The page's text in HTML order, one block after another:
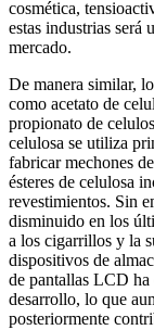
cosmética,
estas industrias será
mercado.
De manera similar,
como acetato de
propionato de
celulosa se utiliza
fabricar mechones
ésteres de celulosa
revestimientos. Sin
disminuido en los
a los cigarrillos y la
dispositivos de
de pantallas LCD ha
desarrollo, lo que
posteriormente